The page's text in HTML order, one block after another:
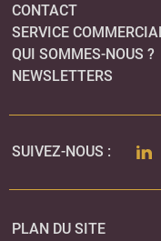
CONTACT
SERVICE
QUI SOMMES-NOUS ?
NEWSLETTERS
SUIVEZ-NOUS :
PLAN DU SITE